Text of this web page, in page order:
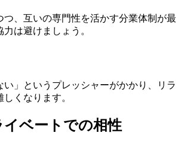
つ 互いの専門性を活かす分業体制 が最
力は避け ま し ょ う 。
い 」 と い う プレ ッ シャーがかかり リ ラ
し く な り ま す。
イベートでの相性